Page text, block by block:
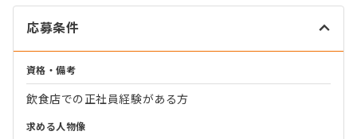
応募条件
資格・備考
飲食店での正社員経験がある方
求める人物像